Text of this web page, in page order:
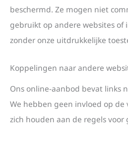
beschermd. Ze mogen niet
gebruikt op andere websites of
zonder onze uitdrukkelijke
Koppelingen naar andere
Ons online-aanbod bevat links
We hebben geen invloed op
zich houden aan de regels